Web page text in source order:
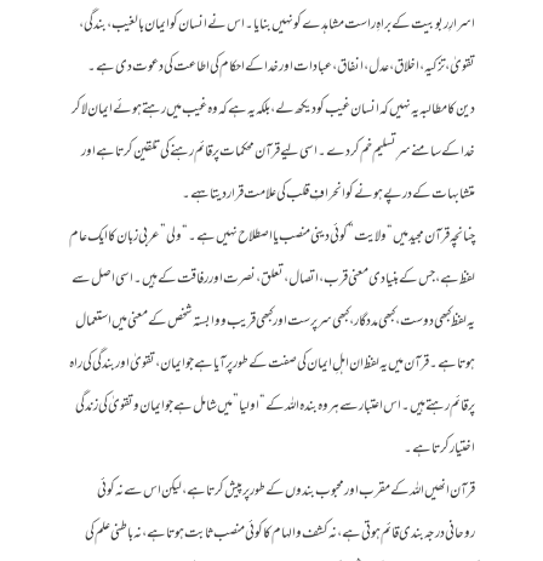
اسرارِ ربوبیت کے براہِ راست مشاہدے کو نہیں بنایا۔ اس نے انسان کو ایمان بالغیب، بندگی،
تقویٰ، تزکیہ، اخلاق، عدل، انفاق، عبادات اور خدا کے احکام کی اطاعت کی دعوت دی ہے۔
دین کا مطالبہ یہ نہیں کہ انسان غیب کو دیکھ لے، بلکہ یہ ہے کہ وہ غیب میں رہتے ہوئے ایمان لا کر
خدا کے سامنے سرِ تسلیم خم کر دے۔ اسی لیے قرآن محکمات پر قائم رہنے کی تلقین کرتا ہے اور
متشابہات کے درپے ہونے کو انحرافِ قلب کی علامت قرار دیتا ہہے۔
چنانچہ قرآن مجید میں “ولایت” کوئی دینی منصب یا اصطلاح نہیں ہے۔ “ولی” عربی زبان کا ایک عام
لفظ ہے، جس کے بنیادی معنی قرب، اتصال، تعلق، نصرت اور رفاقت کے ہیں۔ اسی اصل سے
یہ لفظ کبھی دوست، کبھی مددگار، کبھی سرپرست اور کبھی قریب و وابستہ شخص کے معنی میں استعمال
ہوتا ہے۔ قرآن میں یہ لفظ ان اہلِ ایمان کی صفت کے طور پر آیا ہے جو ایمان، تقویٰ اور بندگی کی راہ
پر قائم رہتے ہیں۔ اس اعتبار سے ہر وہ بندہ اللہ کے “اولیا” میں شامل ہے جو ایمان و تقویٰ کی زندگی
اختیار کرتا ہے۔
قرآن انھیں اللہ کے مقرب اور محبوب بندوں کے طور پر پیش کرتا ہے، لیکن اس سے نہ کوئی
روحانی درجہ بندی قائم ہوتی ہے، نہ کشف و الہام کا کوئی منصب ثابت ہوتا ہے، نہ باطنی علم کی